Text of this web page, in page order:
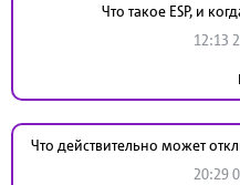
Что такое ESP, и
12:13
Что действительно может
20:29